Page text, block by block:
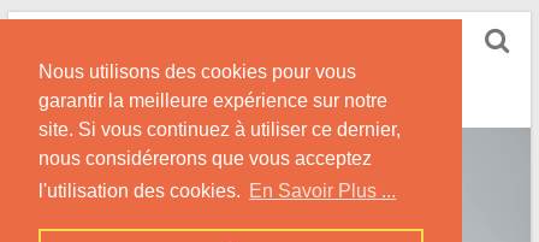
Nous utilisons des cookies pour vous
garantir la meilleure expérience sur notre
site. Si vous continuez à utiliser ce dernier,
nous considérerons que vous acceptez
l'utilisation des cookies. En Savoir Plus ...
Skip
content
Conseils et Infos pour la Rencontre d'une Belle
Africaine !